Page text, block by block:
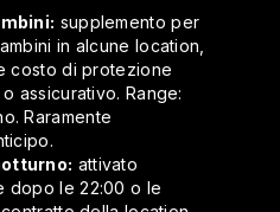
supplemento per
in alcune location,
costo di protezione
assicurativo. Range:
Raramente
attivato
dopo le 22:00 o le